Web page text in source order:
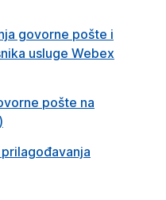
govorne pošte i
usluge Webex
pošte na